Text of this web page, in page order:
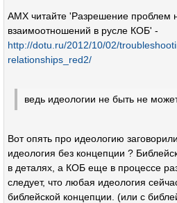
AMX читайте 'Разрешение проблем
взаимоотношений в русле КОБ' -
http://dotu.ru/2012/10/02/
relationships_red2/
ведь идеологии не быть не
Вот опять про идеологию
идеология без концепции ?
в деталях, а КОБ еще в процессе
следует, что любая идеология
библейской концепции. (или с